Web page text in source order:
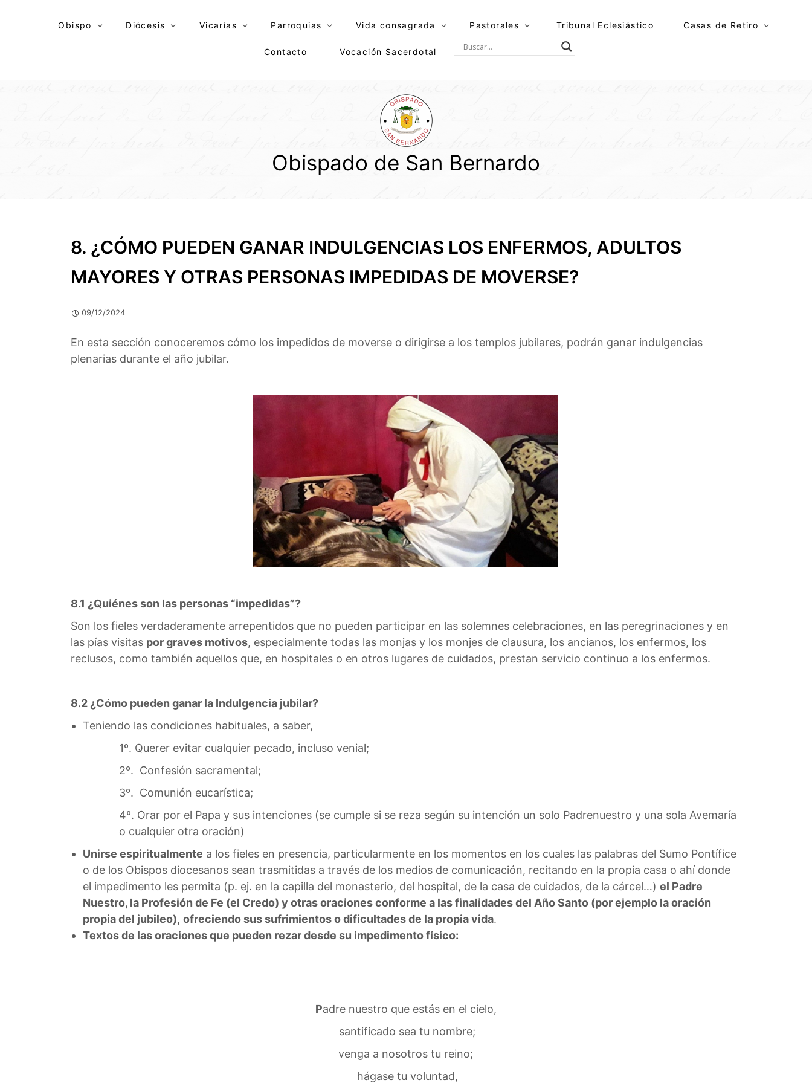
Obispo Diócesis Vicarías Parroquias Vida consagrada Pastorales Tribunal Eclesiástico Casas de Retiro
Contacto Vocación Sacerdotal
Obispado de San Bernardo
8. ¿CÓMO PUEDEN GANAR INDULGENCIAS LOS ENFERMOS, ADULTOS
MAYORES Y OTRAS PERSONAS IMPEDIDAS DE MOVERSE?
09/12/2024
En esta sección conoceremos cómo los impedidos de moverse o dirigirse a los templos jubilares, podrán ganar indulgencias
plenarias durante el año jubilar.
8.1 ¿Quiénes son las personas “impedidas”?
Son los fieles verdaderamente arrepentidos que no pueden participar en las solemnes celebraciones, en las peregrinaciones y en
las pías visitas por graves motivos, especialmente todas las monjas y los monjes de clausura, los ancianos, los enfermos, los
reclusos, como también aquellos que, en hospitales o en otros lugares de cuidados, prestan servicio continuo a los enfermos.
8.2 ¿Cómo pueden ganar la Indulgencia jubilar?
Teniendo las condiciones habituales, a saber,
1º. Querer evitar cualquier pecado, incluso venial;
2º. Confesión sacramental;
3º. Comunión eucarística;
4º. Orar por el Papa y sus intenciones (se cumple si se reza según su intención un solo Padrenuestro y una sola Avemaría
o cualquier otra oración)
Unirse espiritualmente a los fieles en presencia, particularmente en los momentos en los cuales las palabras del Sumo Pontífice
o de los Obispos diocesanos sean trasmitidas a través de los medios de comunicación, recitando en la propia casa o ahí donde
el impedimento les permita (p. ej. en la capilla del monasterio, del hospital, de la casa de cuidados, de la cárcel…) el Padre
Nuestro, la Profesión de Fe (el Credo) y otras oraciones conforme a las finalidades del Año Santo (por ejemplo la oración
propia del jubileo), ofreciendo sus sufrimientos o dificultades de la propia vida.
Textos de las oraciones que pueden rezar desde su impedimento físico:
Padre nuestro que estás en el cielo,
santificado sea tu nombre;
venga a nosotros tu reino;
hágase tu voluntad,